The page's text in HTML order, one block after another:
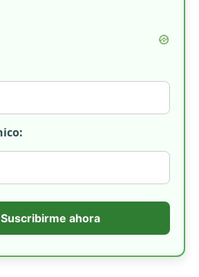
Suscribirme ahora